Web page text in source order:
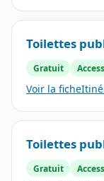
Toilettes
Gratuit
Voir la fiche
Toilettes
Gratuit